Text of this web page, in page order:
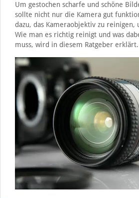
Um gestochen scharfe und schöne
sollte nicht nur die Kamera gut
dazu, das Kameraobjektiv zu reinigen,
Wie man es richtig reinigt und was
muss, wird in diesem Ratgeber erklärt.